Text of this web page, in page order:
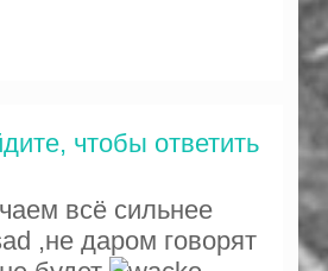
всё сильнее
,не даром говорят
чтобы ответить